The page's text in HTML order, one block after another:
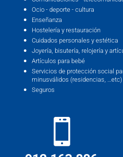
Ocio - deporte - cultura
Enseñanza
Hostelería y restauración
Cuidados personales y estética
Joyería, bisutería, relojería y
Artículos para bebé
Servicios de protección social
minusválidos (residencias, …etc)
Seguros